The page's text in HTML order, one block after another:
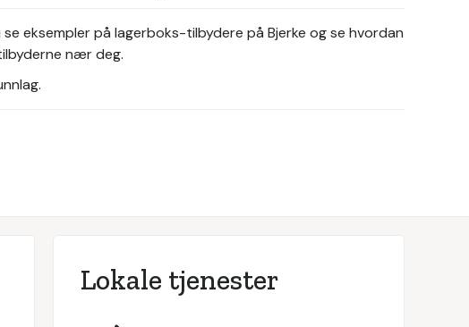
eksempler på lagerboks-tilbydere på Bjerke og se hvordan
nær deg.
Lokale tjenester